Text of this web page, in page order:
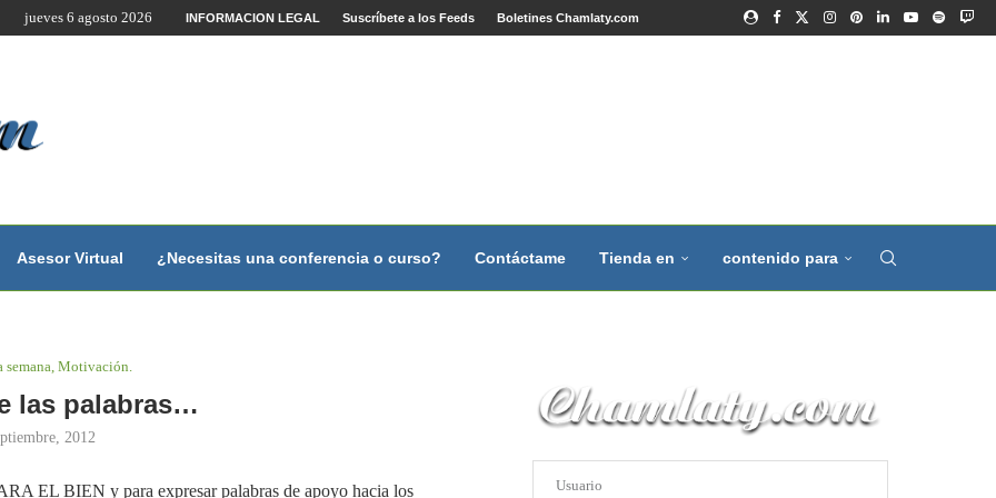
por Internet y Videoconferencia.
jueves 6 agosto 2026 INFORMACION LEGAL Suscríbete a los Feeds Boletines Chamlaty.com
Asesor Virtual ¿Necesitas una conferencia o curso? Contáctame Tienda en contenido para
semana, Motivación.
las palabras…
2012
EL BIEN y para expresar palabras de apoyo hacia los